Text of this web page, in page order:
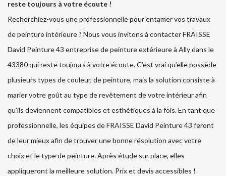
reste toujours à votre écoute !
Recherchiez-vous une professionnelle pour entamer vos travaux
de peinture intérieure ? Nous vous invitons à contacter FRAISSE
David Peinture 43 entreprise de peinture extérieure à Ally dans le
43380 qui reste toujours à votre écoute. C’est vrai qu’elle possède
plusieurs types de couleur, de peinture, mais la solution consiste à
marier votre goût au type de revêtement de votre intérieur afin
qu’ils deviennent compatibles et esthétiques à la fois. En tant que
professionnelle, les équipes de FRAISSE David Peinture 43 feront
de leur mieux afin de trouver une bonne résolution avec votre
choix et le type de peinture. Après étude sur place, elles
appliqueront la meilleure solution. Prix et devis accessibles !